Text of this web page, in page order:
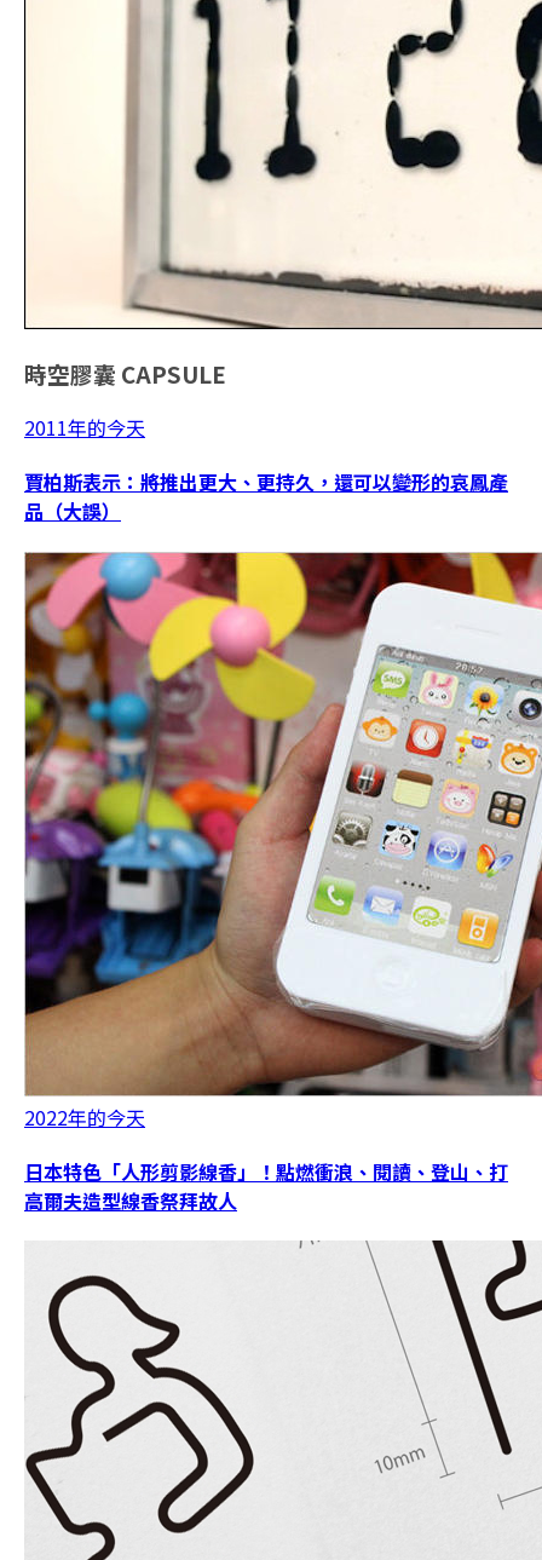
時空膠囊 CAPSULE
2011年的今天
賈柏斯表示：將推出更大、更持久，還可以變形的哀鳳產
品（大誤）
2022年的今天
日本特色「人形剪影線香」！點燃衝浪、閱讀、登山、打
高爾夫造型線香祭拜故人